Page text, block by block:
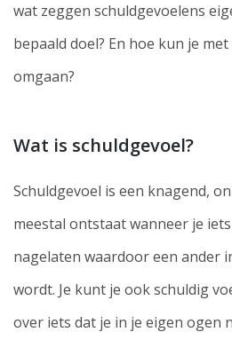
wat zeggen schuldgevoelens
bepaald doel? En hoe kun je
omgaan?
Wat is schuldgevoel?
Schuldgevoel is een knagend,
meestal ontstaat wanneer je
nagelaten waardoor een ander
wordt. Je kunt je ook schuldig
over iets dat je in je eigen ogen